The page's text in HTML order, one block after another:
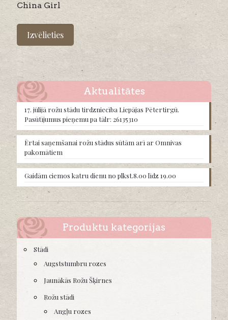
China Girl
Izvēlieties
product
multiple
variants.
The
options
may
chosen
on
product
page
Aktualitātes
17. jūlijā rožu stādu tirdzniecība Liepājas Pētertirgū.
Pasūtījumus pieņemu pa tālr: 26135310
Ērtai saņemšanai rožu stādus sūtām arī ar Omnivas
pakomātiem
Gaidām ciemos katru dienu no plkst.8.00 līdz 19.00
Produktu kategorijas
Stādi
Augststumbru rozes
Jaunākās Rožu Šķirnes
Rožu stādi
Angļu rozes